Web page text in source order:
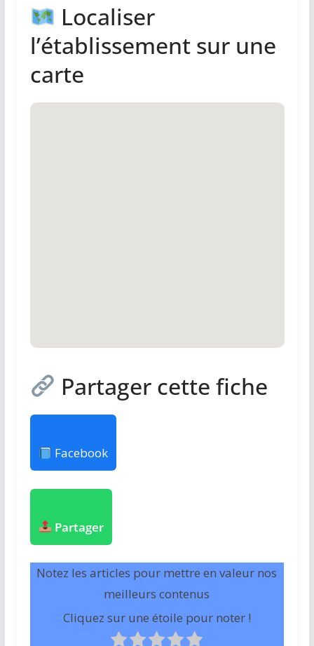
Localiser
l’établissement sur une
carte
Partager cette fiche
Facebook
Partager
Notez les articles pour mettre en valeur nos
meilleurs contenus
Cliquez sur une étoile pour noter !